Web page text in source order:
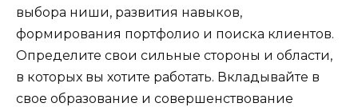
выбора ниши, развития навыков,
формирования портфолио и поиска клиентов.
Определите свои сильные стороны и области,
в которых вы хотите работать. Вкладывайте в
свое образование и совершенствование